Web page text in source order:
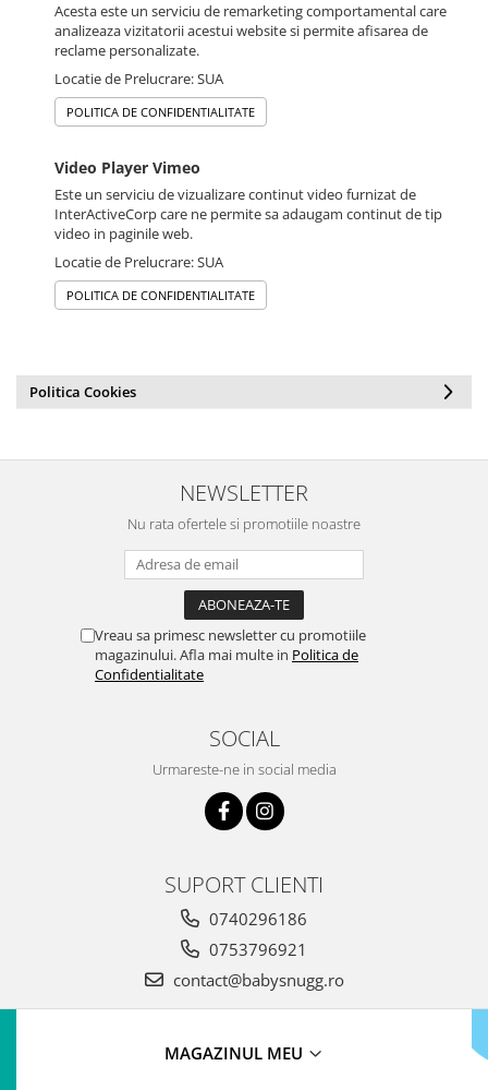
Acesta este un serviciu de remarketing comportamental care
analizeaza vizitatorii acestui website si permite afisarea de
reclame personalizate.
Locatie de Prelucrare: SUA
POLITICA DE CONFIDENTIALITATE
Video Player Vimeo
Este un serviciu de vizualizare continut video furnizat de
InterActiveCorp care ne permite sa adaugam continut de tip
video in paginile web.
Locatie de Prelucrare: SUA
POLITICA DE CONFIDENTIALITATE
Politica Cookies
NEWSLETTER
Nu rata ofertele si promotiile noastre
Vreau sa primesc newsletter cu promotiile
magazinului. Afla mai multe in Politica de
Confidentialitate
SOCIAL
Urmareste-ne in social media
SUPORT CLIENTI
0740296186
0753796921
contact@babysnugg.ro
MAGAZINUL MEU